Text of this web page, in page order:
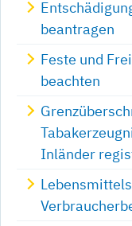
beantragen
Feste und
beachten
Inländer